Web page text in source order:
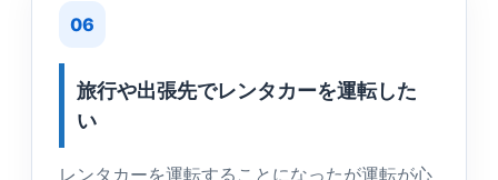
06
旅行や出張先でレンタカーを運転した
い
レンタカーを運転することになったが運転が心